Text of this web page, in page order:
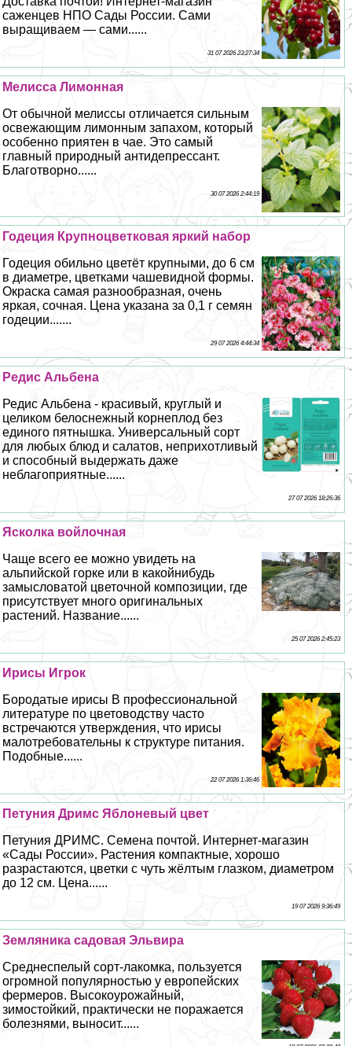
саженцев НПО Сады России. Сами
выращиваем — сами......
31 07 2026 23:27:34
Мелисса Лимонная
От обычной мелиссы отличается сильным
освежающим лимонным запахом, который
особенно приятен в чае. Это самый
главный природный антидепрессант.
Благотворно......
30 07 2026 2:44:19
Годеция Крупноцветковая яркий набор
Годеция обильно цветёт крупными, до 6 см
в диаметре, цветками чашевидной формы.
Окраска самая разнообразная, очень
яркая, сочная. Цена указана за 0,1 г семян
годеции.......
29 07 2026 4:44:34
Редис Альбена
Редис Альбена - красивый, круглый и
целиком белоснежный корнеплод без
единого пятнышка. Универсальный сорт
для любых блюд и салатов, неприхотливый
и способный выдержать даже
нeблагоприятные......
27 07 2026 18:26:36
Ясколка войлочная
Чаще всего ее можно увидеть на
альпийской горке или в какойнибудь
замысловатой цветочной композиции, где
присутствует много оригинальных
растений. Название......
25 07 2026 2:45:23
Ирисы Игрок
Бородатые ирисы В профессиональной
литературе по цветоводству часто
встречаются утверждения, что ирисы
малотребовательны к структуре питания.
Подобные......
22 07 2026 1:36:46
Петуния Дримс Яблоневый цвет
Петуния ДРИМС. Семена почтой. Интернет-магазин
«Сады России». Растения компактные, хорошо
разрастаются, цветки с чуть жёлтым глазком, диаметром
до 12 см. Цена......
19 07 2026 9:36:49
Земляника садовая Эльвира
Среднеспелый сорт-лакомка, пользуется
огромной популярностью у европейских
фермеров. Высокоурожайный,
зимостойкий, пpaктически не поражается
болезнями, выносит......